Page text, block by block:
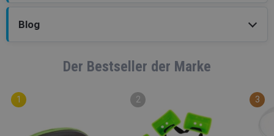
Blog
Der Bestseller der Marke